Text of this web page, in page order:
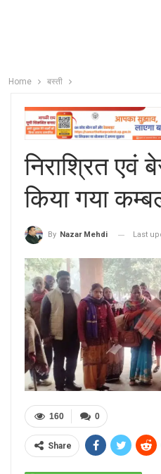
Home बस्ती
निराश्रित एवं
किया गया
By Nazar Mehdi Last
0
160
Share